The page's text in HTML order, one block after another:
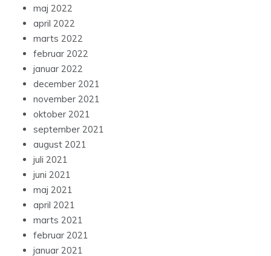
maj 2022
april 2022
marts 2022
februar 2022
januar 2022
december 2021
november 2021
oktober 2021
september 2021
august 2021
juli 2021
juni 2021
maj 2021
april 2021
marts 2021
februar 2021
januar 2021